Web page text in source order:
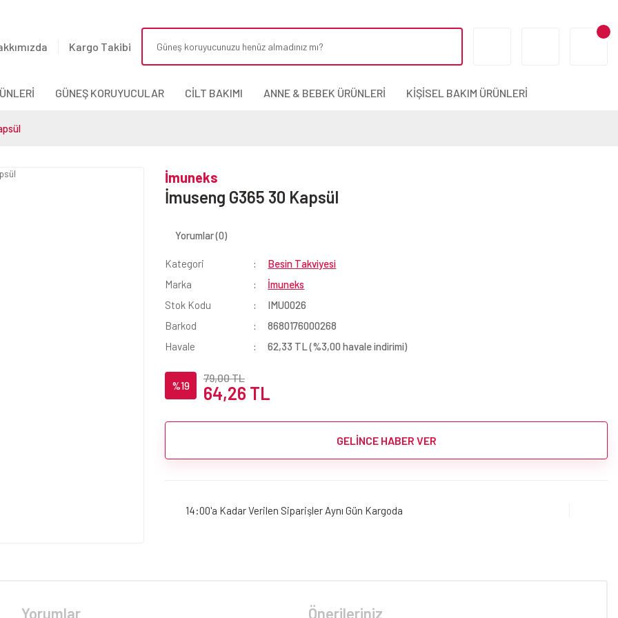
Kargo Takibi
GÜNEŞ KORUYUCULAR CİLT BAKIMI ANNE & BEBEK ÜRÜNLERİ KİŞİSEL BAKIM ÜRÜNLERİ
İmuneks
İmuseng G365 30 Kapsül
Yorumlar (0)
Kategori
Besin Takviyesi
Marka
İmuneks
Stok Kodu
IMU0026
Barkod
8680176000268
Havale
62,33 TL (%3,00 havale indirimi)
%19
79,00 TL
64,26 TL
GELİNCE HABER VER
14:00'a Kadar Verilen Siparişler Aynı Gün Kargoda
Yorumlar Önerileriniz